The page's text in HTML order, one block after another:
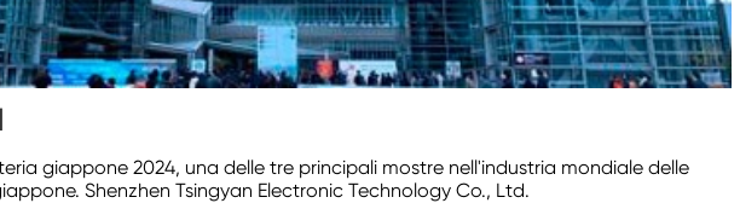
giappone 2024, una delle tre principali mostre nell'industria mondiale delle
Shenzhen Tsingyan Electronic Technology Co., Ltd.